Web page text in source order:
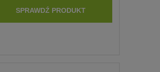
SPRAWDŹ PRODUKT